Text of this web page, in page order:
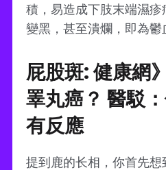
積，易造成下肢末端濕疹
變黑，甚至潰爛，即為鬱
屁股斑: 健康網
睪丸癌？ 醫駁
有反應
提到鹿的长相，你首先